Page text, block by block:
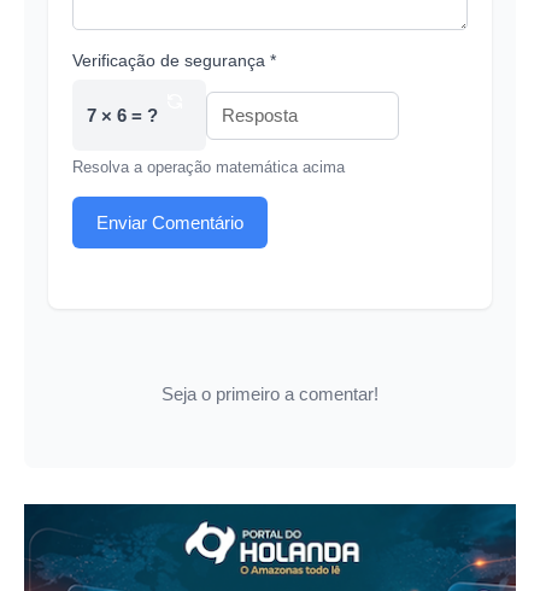
Verificação de segurança *
7 × 6 = ?
Resolva a operação matemática acima
Enviar Comentário
Seja o primeiro a comentar!